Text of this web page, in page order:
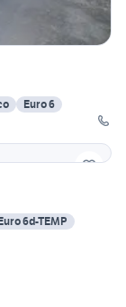
Euro 6
6d-TEMP